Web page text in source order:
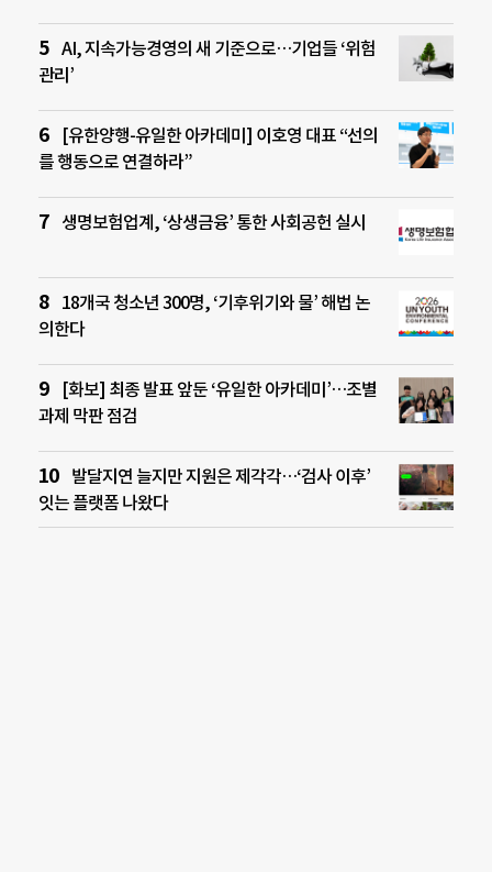
AI, 지속가능경영의 새 기준으로…기업들 ‘위험
관리’
[유한양행-유일한 아카데미] 이호영 대표 “선의
를 행동으로 연결하라”
생명보험업계, ‘상생금융’ 통한 사회공헌 실시
18개국 청소년 300명, ‘기후위기와 물’ 해법 논
의한다
[화보] 최종 발표 앞둔 ‘유일한 아카데미’…조별
과제 막판 점검
발달지연 늘지만 지원은 제각각…‘검사 이후’
잇는 플랫폼 나왔다